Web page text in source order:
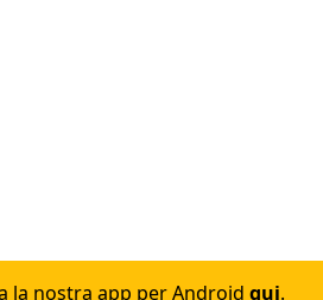
la nostra app per Android qui.